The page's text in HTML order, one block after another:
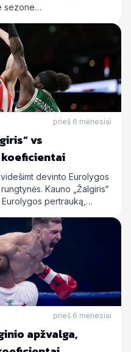
sezone…
prieš 6 mėnesiai
vs
koeficientai
devinto Eurolygos
Kauno „Žalgiris“
pertrauką,…
prieš 6 mėnesiai
apžvalga,